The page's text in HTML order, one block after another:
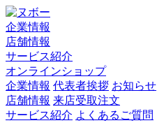
企業情報
店舗情報
サービス紹介
オンラインショップ
企業情報 代表者挨拶 お知らせ
店舗情報 来店受取注文
サービス紹介 よくあるご質問